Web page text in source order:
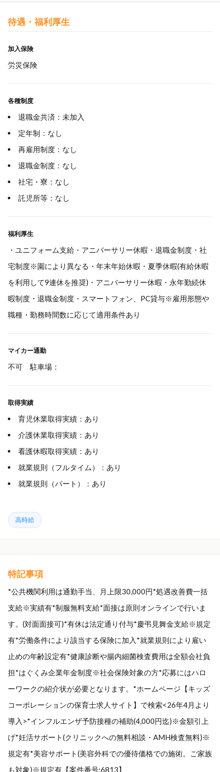
待遇・福利厚生
加入保険
労災保険
各種制度
退職金共済：未加入
定年制：なし
再雇用制度：なし
退職金制度：なし
社宅・寮：なし
託児所等：なし
福利厚生
・ユニフォーム支給・アニバーサリー休暇・退職金制度・社
宅制度※園により異なる・年末年始休暇・夏季休暇(有給休暇
を利用して9連休を推奨)・アニバーサリー休暇・永年勤続休
暇制度・退職金制度・スマートフォン、PC貸与※雇用形態や
職種・勤務時間数に応じて適用条件あり
マイカー通勤
不可 駐車場：
取得実績
育児休業取得実績：あり
介護休業取得実績：あり
看護休暇取得実績：あり
就業規則（フルタイム）：あり
就業規則（パート）：あり
高時給
特記事項
*公共機関利用は通勤手当、月上限30,000円*処遇改善費一括
支給※実績有*制服無料支給*面接は原則オンラインで行いま
す。(対面面接可)*有休は法定通り付与*慶弔見舞金支給※規定
有*労働条件により該当する保険に加入*就業規則により雇い
止めの年齢設定有*健康診断や腸内細菌検査費用は全額会社負
担*はぐくみ企業年金制度※社会保険対象の方*応募にはハロ
ーワークの紹介状が必要となります。*ホームページ【キッズ
コーポレーションの保育士求人サイト】で検索<26年4月より
導入>*インフルエンザ予防接種の補助(4,000円迄)※金額引上
げ*妊活サポート(クリニックへの無料相談・AMH検査無料)※
規定有*美容サポート(美容外科での優待価格での施術。ご家族
も対象)※規定有【案件番号:6813】